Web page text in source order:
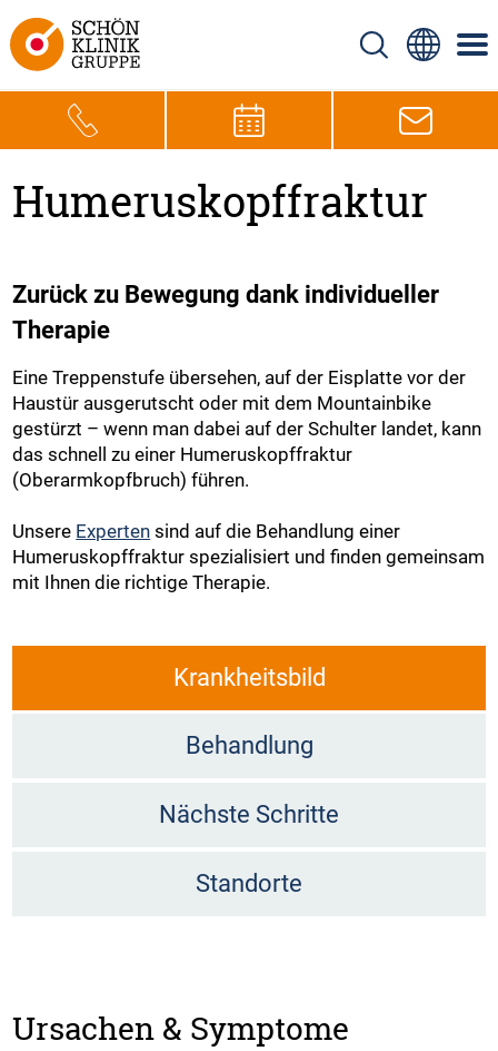
Humeruskopffraktur
Zurück zu Bewegung dank individueller
Therapie
Eine Treppenstufe übersehen, auf der Eisplatte vor der
Haustür ausgerutscht oder mit dem Mountainbike
gestürzt – wenn man dabei auf der Schulter landet, kann
das schnell zu einer Humeruskopffraktur
(Oberarmkopfbruch) führen.
Unsere Experten sind auf die Behandlung einer
Humeruskopffraktur spezialisiert und finden gemeinsam
mit Ihnen die richtige Therapie.
Krankheitsbild
Behandlung
Nächste Schritte
Standorte
Ursachen & Symptome